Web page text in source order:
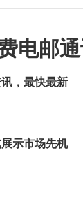
电邮
，最快最新
示市场先机